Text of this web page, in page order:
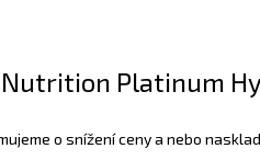
Platinum
o snížení ceny a nebo